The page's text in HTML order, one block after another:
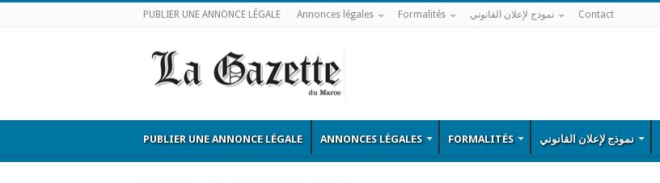
PUBLIER UNE ANNONCE LÉGALE Annonces légales Formalités نموذج لإعلان القانوني Contact
PUBLIER UNE ANNONCE LÉGALE ANNONCES LÉGALES FORMALITÉS نموذج لإعلان القانوني